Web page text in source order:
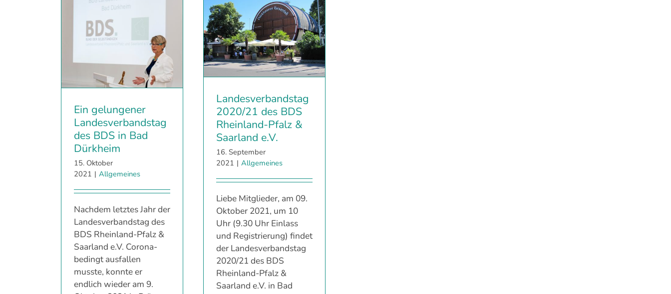
Ein gelungener
Landesverbandstag
des BDS in Bad
Dürkheim
15. Oktober
2021 | Allgemeines
Nachdem letztes Jahr der
Landesverbandstag des
BDS Rheinland-Pfalz &
Saarland e.V. Corona-
bedingt ausfallen
musste, konnte er
endlich wieder am 9.
Landesverbandstag
2020/21 des BDS
Rheinland-Pfalz &
Saarland e.V.
16. September
2021 | Allgemeines
Liebe Mitglieder, am 09.
Oktober 2021, um 10
Uhr (9.30 Uhr Einlass
und Registrierung) findet
der Landesverbandstag
2020/21 des BDS
Rheinland-Pfalz &
Saarland e.V. in Bad